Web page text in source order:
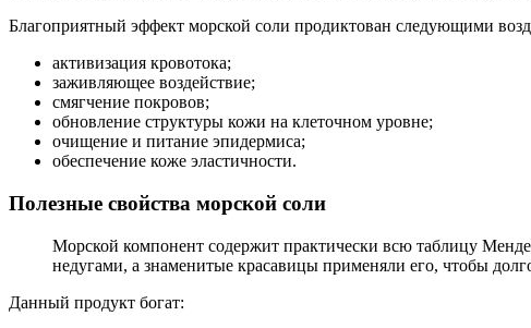
Благоприятный эффект морской соли продиктован следующими
активизация кровотока;
заживляющее воздействие;
смягчение покровов;
обновление структуры кожи на клеточном уровне;
очищение и питание эпидермиса;
обеспечение коже эластичности.
Полезные свойства морской соли
Морской компонент содержит практически всю таблицу
недугами, а знаменитые красавицы применяли его, чтобы
Данный продукт богат: